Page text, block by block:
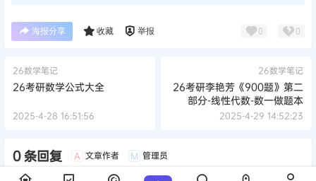
海报分享 收藏 举报 0 0
26数学笔记
26考研数学公式大全
2025-4-28 16:51:56
26数学笔记
26考研李艳芳《900题》第二
部分-线性代数-数一做题本
2025-4-29 14:52:23
0 条回复 A 文章作者 M 管理员